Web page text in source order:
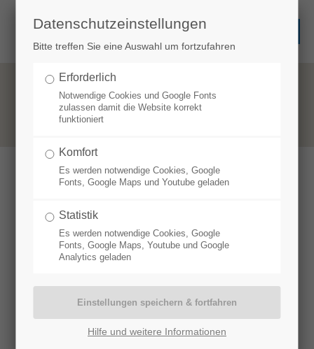
ELISENLEBKUCHEN
DÜRFEN IM ADVENT NICHT FEHLEN
Datenschutzeinstellungen
Bitte treffen Sie eine Auswahl um fortzufahren
Erforderlich
Notwendige Cookies und Google Fonts
zulassen damit die Website korrekt
funktioniert
Komfort
Es werden notwendige Cookies, Google
Fonts, Google Maps und Youtube geladen
Statistik
Es werden notwendige Cookies, Google
Fonts, Google Maps, Youtube und Google
Analytics geladen
Hilfe und weitere Informationen